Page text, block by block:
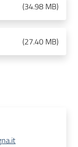
(34.98 MB)
(27.40 MB)